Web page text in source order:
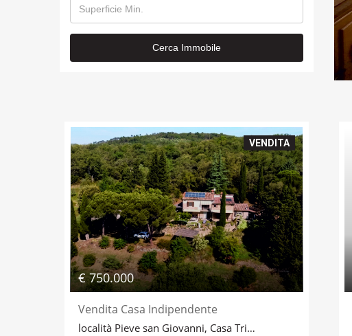
Dettagli
VENDITA
€ 750.000
Vendita Casa Indipendente
località Pieve san Giovanni, Casa Tripoli Capolona